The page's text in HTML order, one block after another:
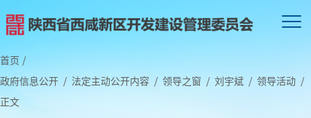
首页 /
政府信息公开 / 法定主动公开内容 / 领导之窗 / 刘宇斌 / 领导活动 /
正文